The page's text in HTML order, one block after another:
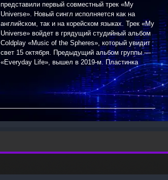
представили первый совместный трек «My
Universe». Новый сингл исполняется как на
английском, так и на корейском языках. Трек «My
Universe» войдет в грядущий студийный альбом
Coldplay «Music of the Spheres», который увидит
свет 15 октября. Предыдущий альбом группы —
«Everyday Life», вышел в 2019-м. Пластинка